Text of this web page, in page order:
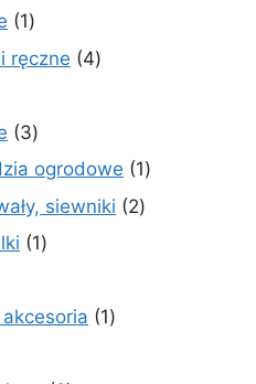
11
produkt
ręczne 44
33
produkty
ogrodowe 11
siewniki 22
11
11